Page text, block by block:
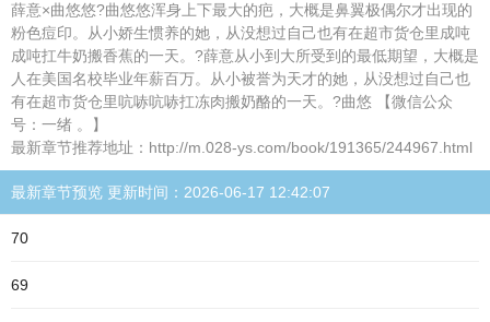
薛意×曲悠悠?曲悠悠浑身上下最大的疤，大概是鼻翼极偶尔才出现的
粉色痘印。从小娇生惯养的她，从没想过自己也有在超市货仓里成吨
成吨扛牛奶搬香蕉的一天。?薛意从小到大所受到的最低期望，大概是
人在美国名校毕业年薪百万。从小被誉为天才的她，从没想过自己也
有在超市货仓里吭哧吭哧扛冻肉搬奶酪的一天。?曲悠 【微信公众
号：一绪 。】
最新章节推荐地址：http://m.028-ys.com/book/191365/244967.html
最新章节预览 更新时间：2026-06-17 12:42:07
70
69